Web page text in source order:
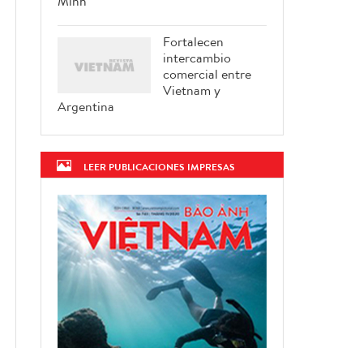
Fortalecen
intercambio
comercial entre
Vietnam y
Argentina
LEER PUBLICACIONES IMPRESAS